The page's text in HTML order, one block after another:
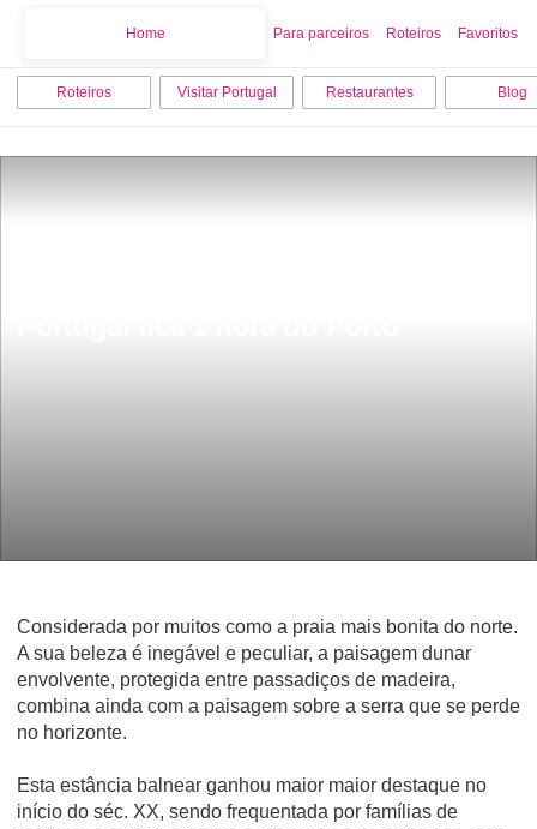
Home Para parceiros Roteiros Favoritos
Roteiros Visitar Portugal Restaurantes Blog
Considerada por muitos como a praia mais bonita do norte.
A sua beleza é inegável e peculiar, a paisagem dunar
envolvente, protegida entre passadiços de madeira,
combina ainda com a paisagem sobre a serra que se perde
no horizonte.
Esta estância balnear ganhou maior maior destaque no
início do séc. XX, sendo frequentada por famílias de